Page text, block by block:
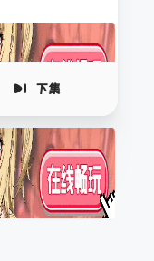
下集